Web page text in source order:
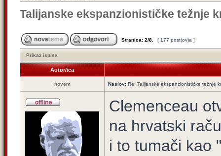
Talijanske ekspanzionističke težnje
Stranica: 2/8 [ 177 post(ov)a ]
Prikaz ispisa
Autor/ica
novem Naslov: Re: Talijanske ekspanzionističke težnje
Clemenceau
na hrvatski
i to tumači kao